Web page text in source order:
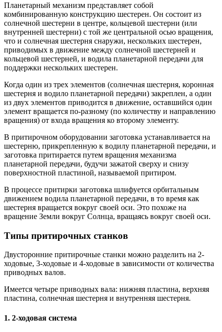
Планетарный механизм представляет собой
комбинированную конструкцию шестерен. Он состоит из
солнечной шестерни в центре, кольцевой шестерни (или
внутренней шестерни) с той же центральной осью вращения,
что и солнечная шестерня снаружи, нескольких шестерен,
приводимых в движение между солнечной шестерней и
кольцевой шестерней, и водила планетарной передачи для
поддержки нескольких шестерен.
Когда один из трех элементов (солнечная шестерня, коронная
шестерня и водило планетарной передачи) закреплен, а один
из двух элементов приводится в движение, оставшийся один
элемент вращается по-разному (по количеству и направлению
вращения) от входа вращения ко второму элементу.
В притирочном оборудовании заготовка устанавливается на
шестерню, прикрепленную к водилу планетарной передачи, и
заготовка притирается путем вращения механизма
планетарной передачи, будучи зажатой сверху и снизу
поверхностной пластиной, называемой притиром.
В процессе притирки заготовка шлифуется орбитальным
движением водила планетарной передачи, в то время как
шестерня вращается вокруг своей оси. Это похоже на
вращение Земли вокруг Солнца, вращаясь вокруг своей оси.
Типы притирочных станков
Двусторонние притирочные станки можно разделить на 2-
ходовые, 3-ходовые и 4-ходовые в зависимости от количества
приводных валов.
Имеется четыре приводных вала: нижняя пластина, верхняя
пластина, солнечная шестерня и внутренняя шестерня.
1. 2-ходовая система